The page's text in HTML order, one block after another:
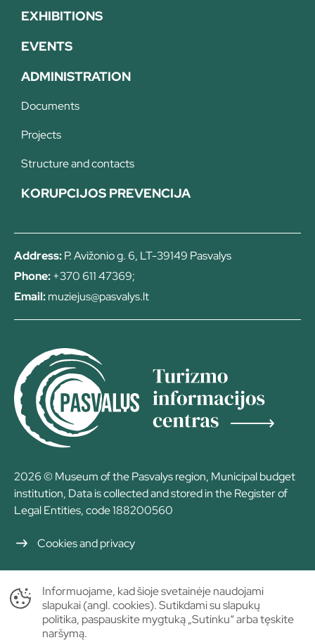
EXHIBITIONS
EVENTS
ADMINISTRATION
Documents
Projects
Structure and contacts
KORUPCIJOS PREVENCIJA
Address:P. Avižonio g. 6, LT-39149 Pasvalys
Phone:+370 611 47369;
Email:muziejus@pasvalys.lt
2026 © Museum of the Pasvalys region, Municipal budget
institution, Data is collected and stored in the Register of
Legal Entities, code 188200560
Cookies and privacy
Informuojame, kad šioje svetainėje naudojami
slapukai (angl. cookies). Sutikdami su slapukų
politika, paspauskite mygtuką „Sutinku“ arba tęskite
naršymą.